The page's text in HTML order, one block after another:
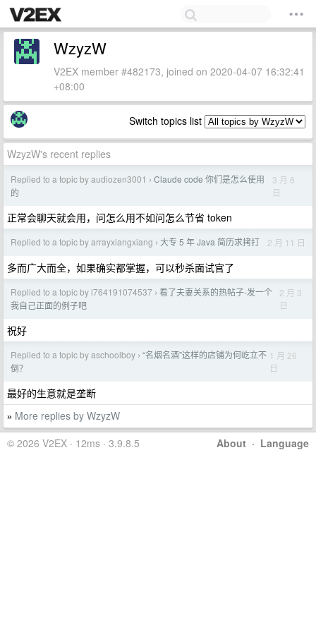
WzyzW
V2EX member #482173, joined on 2020-04-07 16:32:41
+08:00
Switch topics list
WzyzW's recent replies
Replied to a topic by audiozen3001 › Claude code 你们是怎么使用
的
3 月 6
日
正常会聊天就会用，问怎么用不如问怎么节省 token
Replied to a topic by arrayxiangxiang › 大专 5 年 Java 简历求拷打 2 月 11 日
多而广大而全，如果确实都掌握，可以秒杀面试官了
Replied to a topic by l764191074537 › 看了夫妻关系的热帖子-发一个
我自己正面的例子吧
2 月 3
日
祝好
Replied to a topic by aschoolboy › “名烟名酒”这样的店铺为何屹立不
倒？
1 月 26
日
最好的生意就是垄断
» More replies by WzyzW
About · Language
© 2026 V2EX · 12ms · 3.9.8.5